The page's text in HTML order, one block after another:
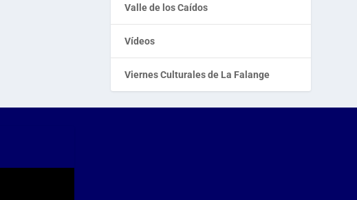
Valle de los Caídos
Vídeos
Viernes Culturales de La Falange